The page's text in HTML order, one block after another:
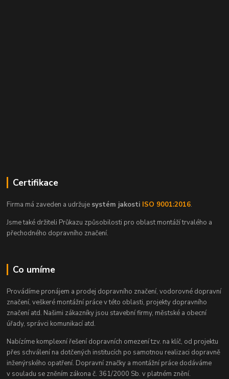
Certifikace
Firma má zaveden a udržuje systém jakosti ISO 9001:2016.
Jsme také držiteli Průkazu způsobilosti pro oblast montáží trvalého a
přechodného dopravního značení.
Co umíme
Provádíme pronájem a prodej dopravního značení, vodorovné dopravní
značení, veškeré montážní práce v této oblasti, projekty dopravního
značení atd. Našimi zákazníky jsou stavební firmy, městské a obecní
úřady, správci komunikací atd.
Nabízíme komplexní řešení dopravních omezení tzv. na klíč, od projektu
přes schválení na dotčených institucích po samotnou realizaci dopravně
inženýrského opatření. Dopravní značky a montážní práce dodáváme
v souladu se zněním zákona č. 361/2000 Sb. v platném znění.